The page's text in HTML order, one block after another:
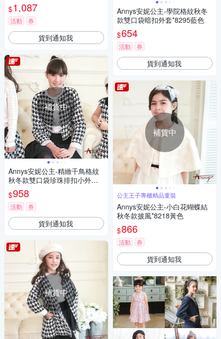
$1,087
活動 券
貨到通知我
補貨中
Annys安妮公主-精緻千鳥格紋
秋冬款雙口袋珍珠排扣小外套*
8297黑色
$958
活動 券
貨到通知我
補貨中
Annys安妮公主-學院格紋秋冬
款雙口袋暗扣外套*8295藍色
$654
活動 券
貨到通知我
補貨中
公主王子專櫃精品童裝
Annys安妮公主-小白花蝴蝶結
秋冬款披風*8218黃色
$866
活動 券
貨到通知我